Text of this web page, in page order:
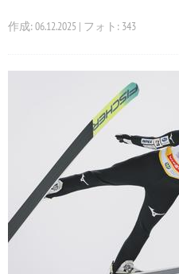
作成: 06.12.2025 | フォト: 343